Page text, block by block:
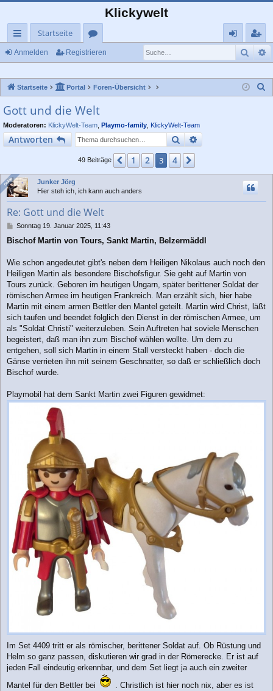
Klickywelt
ch
llz
ug
rif
f
Startseite
or
eg
rie
Anmelden Registrieren
Startseite Portal Foren-Übersicht
Gott und die Welt
Moderatoren: KlickyWelt-Team Playmo-family KlickyWelt-Team
Antworten SucheErweiterte Suche
49 Beiträge Vorherige
1 2 3 4
Junker Jörg
Hier steh ich, ich kann auch anders
Re: Gott und die Welt
B
i
r
a
Sonntag 19. Januar 2025, 11:43
Bischof Martin von Tours, Sankt Martin, Belzermäddl
Wie schon angedeutet gibt's neben dem Heiligen Nikolaus auch noch den
Heiligen Martin als besondere Bischofsfigur. Sie geht auf Martin von
Tours zurück. Geboren im heutigen Ungarn, später berittener Soldat der
römischen Armee im heutigen Frankreich. Man erzählt sich, hier habe
Martin mit einem armen Bettler den Mantel geteilt. Martin wird Christ, läßt
sich taufen und beendet folglich den Dienst in der römischen Armee, um
als "Soldat Christi" weiterzuleben. Sein Auftreten hat soviele Menschen
begeistert, daß man ihn zum Bischof wählen wollte. Um dem zu
entgehen, soll sich Martin in einem Stall versteckt haben - doch die
Gänse verrieten ihn mit seinem Geschnatter, so daß er schließlich doch
Bischof wurde.
Playmobil hat dem Sankt Martin zwei Figuren gewidmet:
Im Set 4409 tritt er als römischer, berittener Soldat auf. Ob Rüstung und
Helm so ganz passen, diskutieren wir grad in der Römerecke. Er ist auf
jeden Fall eindeutig erkennbar, und dem Set liegt ja auch ein zweiter
Mantel für den Bettler bei
. Christlich ist hier noch nix, aber es ist
Online
Online